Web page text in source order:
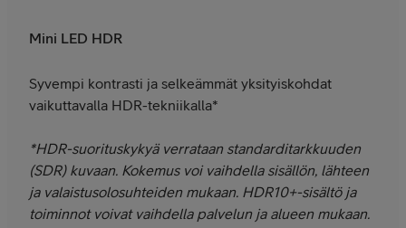
Mini LED HDR
Syvempi kontrasti ja selkeämmät yksityiskohdat
vaikuttavalla HDR-tekniikalla*
*HDR-suorituskykyä verrataan standarditarkkuuden
(SDR) kuvaan. Kokemus voi vaihdella sisällön, lähteen
ja valaistusolosuhteiden mukaan. HDR10+-sisältö ja
toiminnot voivat vaihdella palvelun ja alueen mukaan.